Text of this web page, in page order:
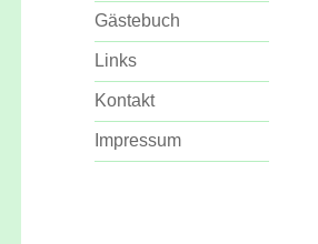
Gästebuch
Links
Kontakt
Impressum